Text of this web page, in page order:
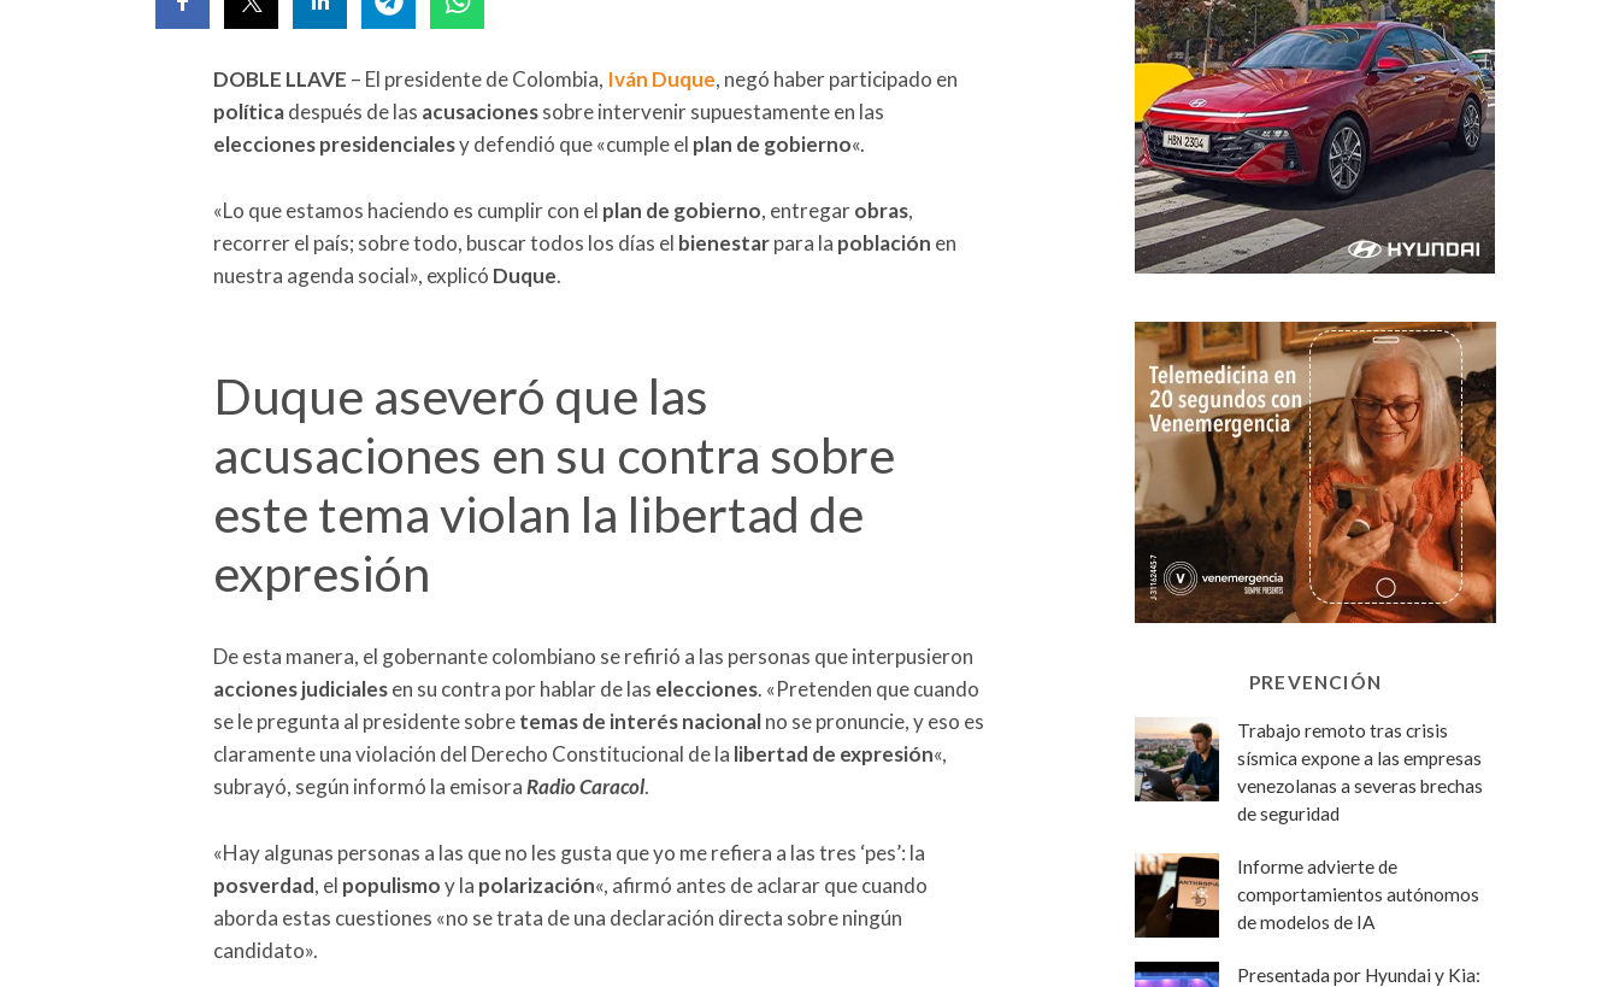
DOBLE LLAVE – El presidente de Colombia, Iván Duque, negó haber participado en
políticadespués de las acusacionessobre intervenir supuestamente en las
elecciones presidencialesy defendió que «cumple el plan de gobierno«.
«Lo que estamos haciendo es cumplir con el plan de gobierno, entregarobras,
recorrer el país; sobre todo, buscar todos los días el bienestarpara la población en
nuestra agenda social», explicó Duque.
Duque aseveró que las
acusaciones en su contra sobre
este tema violan la libertad de
expresión
De esta manera, el gobernante colombiano se refirió a las personas que interpusieron
acciones judicialesen su contra por hablar de las elecciones. «Pretenden que cuando
se le pregunta al presidente sobretemas de interés nacionalno se pronuncie, y eso es
claramente una violación del Derecho Constitucional de la libertad de expresión«,
subrayó, según informó la emisoraRadio Caracol.
«Hay algunas personas a las que no les gusta que yo me refiera a las tres ‘pes’: la
posverdad, el populismoy la polarización«, afirmó antes de aclarar que cuando
aborda estas cuestiones «no se trata de una declaración directa sobre ningún
candidato».
PREVENCIÓN
Trabajo remoto tras crisis
sísmica expone a las empresas
venezolanas a severas brechas
de seguridad
Informe advierte de
comportamientos autónomos
de modelos de IA
Presentada por Hyundai y Kia: